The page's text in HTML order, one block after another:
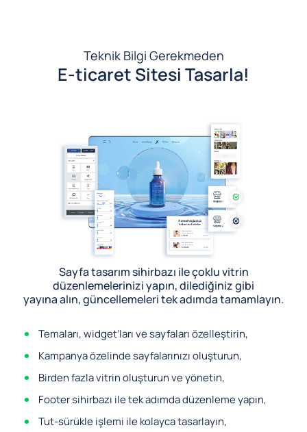
Teknik Bilgi Gerekmeden
E-ticaret Sitesi Tasarla!
Sayfa tasarım sihirbazı ile çoklu vitrin
düzenlemelerinizi yapın, dilediğiniz gibi
yayına alın, güncellemeleri tek adımda tamamlayın.
Temaları, widget’ları ve sayfaları özelleştirin,
Kampanya özelinde sayfalarınızı oluşturun,
Birden fazla vitrin oluşturun ve yönetin,
Footer sihirbazı ile tek adımda düzenleme yapın,
Tut-sürükle işlemi ile kolayca tasarlayın,